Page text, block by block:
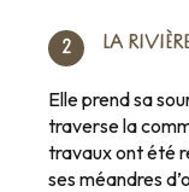
2 LA
Elle prend sa
traverse la
travaux ont été
ses méandres